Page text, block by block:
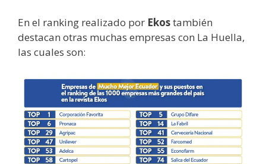
En el ranking realizado por Ekostambién
destacan otras muchas empresas con La Huella,
las cuales son: